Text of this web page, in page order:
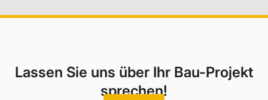
Lassen Sie uns über Ihr Bau-Projekt
sprechen!